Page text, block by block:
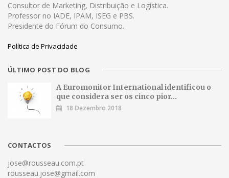
Consultor de Marketing, Distribuição e Logística.
Professor no IADE, IPAM, ISEG e PBS.
Presidente do Fórum do Consumo.
Política de Privacidade
ÚLTIMO POST DO BLOG
A Euromonitor International identificou o
que considera ser os cinco pior...
18 Dezembro 2018
CONTACTOS
jose@rousseau.com.pt
rousseau.jose@gmail.com